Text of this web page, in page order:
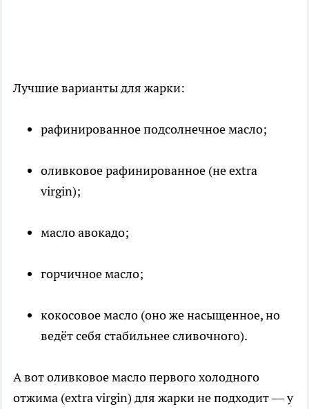
Лучшие варианты для жарки:
рафинированное подсолнечное масло;
оливковое рафинированное (не extra
virgin);
масло авокадо;
горчичное масло;
кокосовое масло (оно же насыщенное, но
ведёт себя стабильнее сливочного).
А вот оливковое масло первого холодного
отжима (extra virgin) для жарки не подходит — у